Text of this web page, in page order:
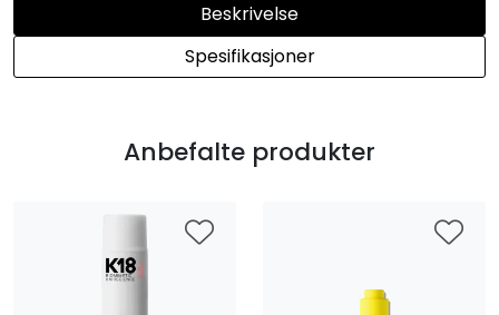
Beskrivelse
Spesifikasjoner
Anbefalte produkter